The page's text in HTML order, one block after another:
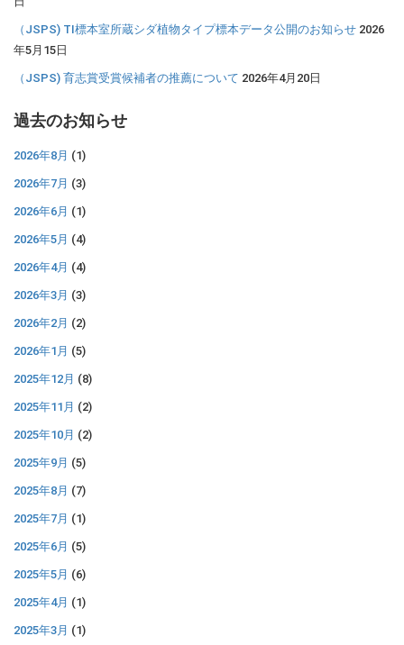
（JSPS) TI標本室所蔵シダ植物タイプ標本データ公開のお知らせ 2026
年5月15日
（JSPS) 育志賞受賞候補者の推薦について 2026年4月20日
過去のお知らせ
2026年8月 (1)
2026年7月 (3)
2026年6月 (1)
2026年5月 (4)
2026年4月 (4)
2026年3月 (3)
2026年2月 (2)
2026年1月 (5)
2025年12月 (8)
2025年11月 (2)
2025年10月 (2)
2025年9月 (5)
2025年8月 (7)
2025年7月 (1)
2025年6月 (5)
2025年5月 (6)
2025年4月 (1)
2025年3月 (1)